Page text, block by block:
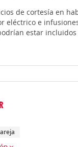
de cortesía en
eléctrico e
estar incluidos